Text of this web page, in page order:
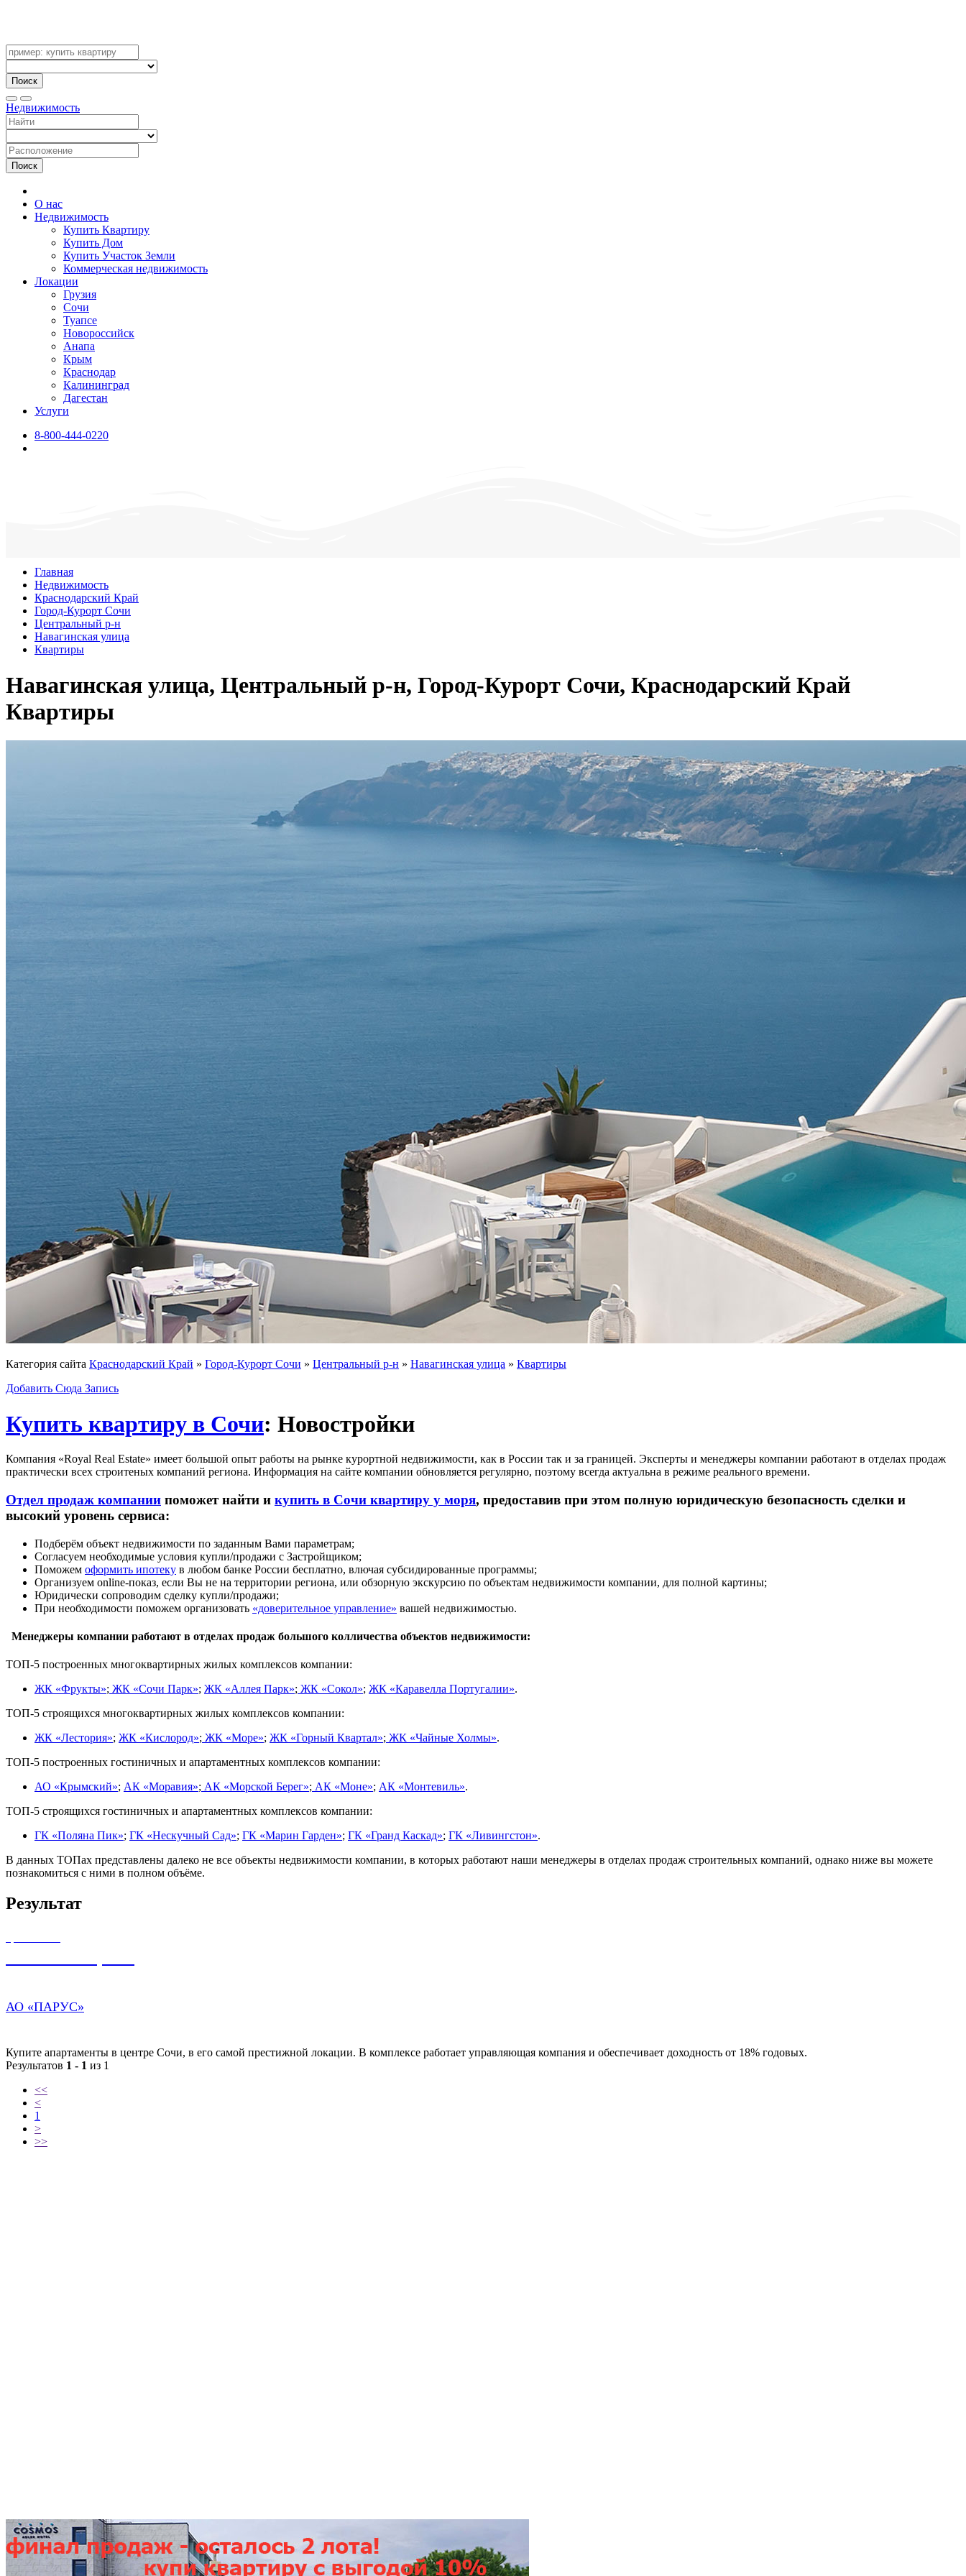
Поиск
Недвижимость
Поиск
О нас
Недвижимость
Купить Квартиру
Купить Дом
Купить Участок Земли
Коммерческая недвижимость
Локации
Грузия
Сочи
Туапсе
Новороссийск
Анапа
Крым
Краснодар
Калининград
Дагестан
Услуги
8-800-444-0220
Главная
Недвижимость
Краснодарский Край
Город-Курорт Сочи
Центральный р-н
Навагинская улица
Квартиры
Навагинская улица, Центральный р-н, Город-Курорт Сочи, Краснодарский Край
Квартиры
Категория сайта Краснодарский Край » Город-Курорт Сочи » Центральный р-н » Навагинская улица » Квартиры
Добавить Сюда Запись
Купить квартиру в Сочи: Новостройки
Компания «Royal Real Estate» имеет большой опыт работы на рынке курортной недвижимости, как в России так и за границей. Эксперты и менеджеры компании работают в отделах продаж
практически всех строитеных компаний региона. Информация на сайте компании обновляется регулярно, поэтому всегда актуальна в режиме реального времени.
Отдел продаж компании поможет найти и купить в Сочи квартиру у моря, предоставив при этом полную юридическую безопасность сделки и
высокий уровень сервиса:
Подберём объект недвижимости по заданным Вами параметрам;
Согласуем необходимые условия купли/продажи с Застройщиком;
Поможем оформить ипотеку в любом банке России бесплатно, влючая субсидированные программы;
Организуем online-показ, если Вы не на территории региона, или обзорную экскурсию по объектам недвижимости компании, для полной картины;
Юридически сопроводим сделку купли/продажи;
При необходимости поможем организовать «доверительное управление» вашей недвижимостью.
Менеджеры компании работают в отделах продаж большого колличества объектов недвижимости:
ТОП-5 построенных многоквартирных жилых комплексов компании:
ЖК «Фрукты»; ЖК «Сочи Парк»; ЖК «Аллея Парк»; ЖК «Сокол»; ЖК «Каравелла Португалии».
ТОП-5 строящихся многоквартирных жилых комплексов компании:
ЖК «Лестория»; ЖК «Кислород»; ЖК «Море»; ЖК «Горный Квартал»; ЖК «Чайные Холмы».
ТОП-5 построенных гостиничных и апартаментных комплексов компании:
АО «Крымский»; АК «Моравия»; АК «Морской Берег»; АК «Моне»; АК «Монтевиль».
ТОП-5 строящихся гостиничных и апартаментных комплексов компании:
ГК «Поляна Пик»; ГК «Нескучный Сад»; ГК «Марин Гарден»; ГК «Гранд Каскад»; ГК «Ливингстон».
В данных ТОПах представлены далеко не все объекты недвижимости компании, в которых работают наши менеджеры в отделах продаж строительных компаний, однако ниже вы можете
познакомиться с ними в полном объёме.
Результат
АО «ПАРУС»
Купите апартаменты в центре Сочи, в его самой престижной локации. В комплексе работает управляющая компания и обеспечивает доходность от 18% годовых.
Результатов 1 - 1 из 1
<<
<
1
>
>>